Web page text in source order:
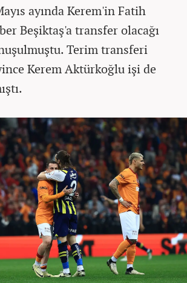
ayında Kerem'in Fatih
Beşiktaş'a transfer olacağı
Terim transferi
Kerem Aktürkoğlu işi de